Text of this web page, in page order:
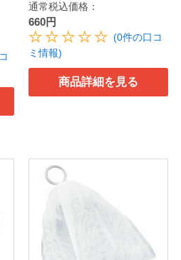
通常税込価格：
660円
(0件の口コ
ミ情報)
商品詳細を見る